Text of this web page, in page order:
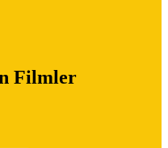
Filmler